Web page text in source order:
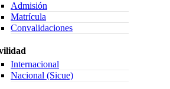
Admisión
Matrícula
Convalidaciones
Internacional
Nacional (Sicue)